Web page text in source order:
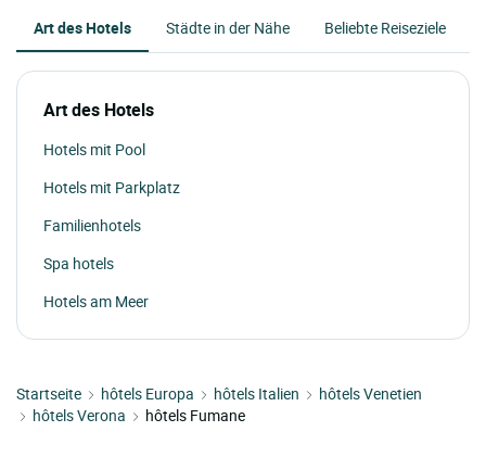
Art des Hotels Städte in der Nähe Beliebte Reiseziele
Art des Hotels
Hotels mit Pool
Hotels mit Parkplatz
Familienhotels
Spa hotels
Hotels am Meer
Startseite hôtels Europa hôtels Italien
hôtels Venetien
hôtels Verona
hôtels Fumane